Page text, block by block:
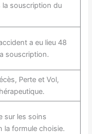
la souscription du
a eu lieu 48
souscription.
Perte et Vol,
sur les soins
la formule choisie.